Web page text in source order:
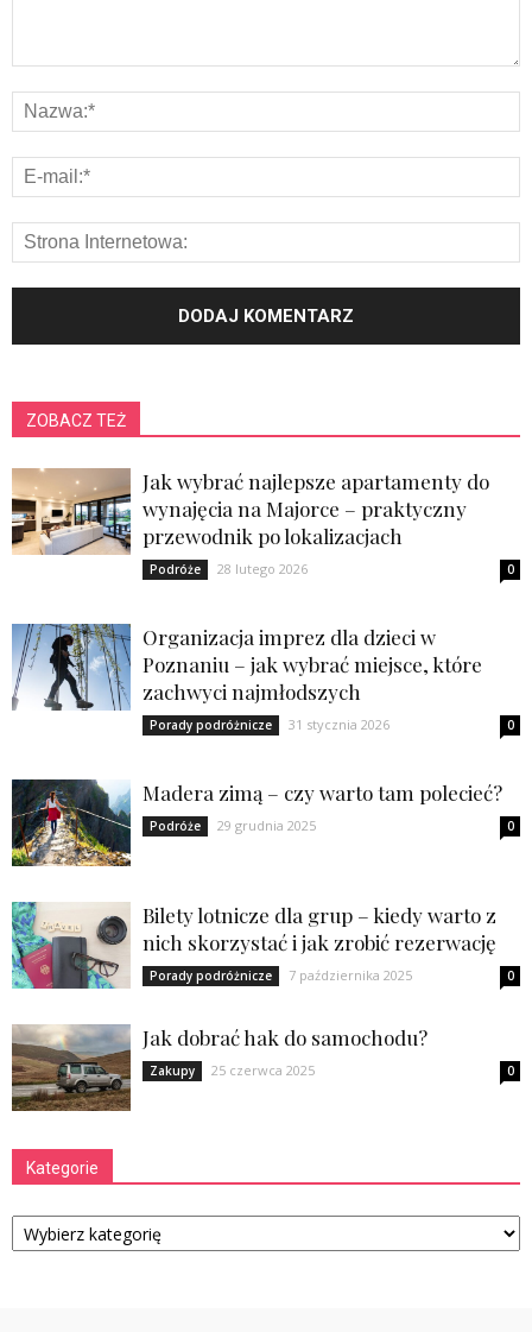
ZOBACZ TEŻ
Jak wybrać najlepsze apartamenty do
wynajęcia na Majorce – praktyczny
przewodnik po lokalizacjach
Podróże 28 lutego 2026 0
Organizacja imprez dla dzieci w
Poznaniu – jak wybrać miejsce, które
zachwyci najmłodszych
Porady podróżnicze 31 stycznia 2026 0
Madera zimą – czy warto tam polecieć?
Podróże 29 grudnia 2025 0
Bilety lotnicze dla grup – kiedy warto z
nich skorzystać i jak zrobić rezerwację
Porady podróżnicze 7 października 2025 0
Jak dobrać hak do samochodu?
Zakupy 25 czerwca 2025 0
Kategorie
Kategorie